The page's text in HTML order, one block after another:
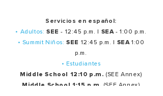
Servicios en español:
• Adultos:SEE - 12:45 p.m. | SEA- 1:00 p.m.
• Summit Niños:SEE 12:45 p.m. | SEA1:00
p.m.
• Estudiantes
Middle School 12:10 p.m. (SEE Annex)
Middle School 1:15 p,m.
(SEE Annex)